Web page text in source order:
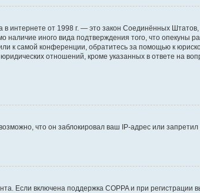
в интернете от 1998 г. — это закон Соединённых
наличие иного вида подтверждения того, что
к самой конференции, обратитесь за помощью к
отношений, кроме указанных в ответе на
что он заблокировал ваш IP-адрес или
Если включена поддержка COPPA и при